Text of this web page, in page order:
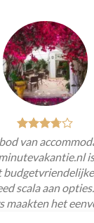
van
scala aan
maakten het